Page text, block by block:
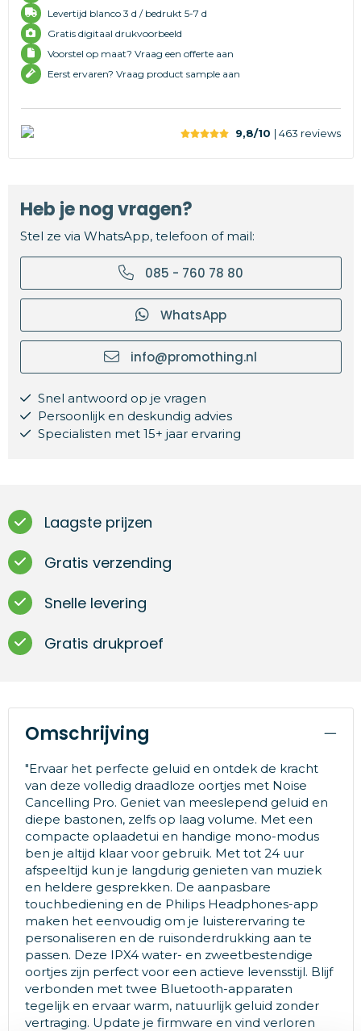
Levertijd blanco 3 d / bedrukt 5-7 d
Gratis digitaal drukvoorbeeld
Voorstel op maat? Vraag een offerte aan
Eerst ervaren? Vraag product sample aan
9,8/10 | 463 reviews
Heb je nog vragen?
Stel ze via WhatsApp, telefoon of mail:
085 - 760 78 80
WhatsApp
info@promothing.nl
Snel antwoord op je vragen
Persoonlijk en deskundig advies
Specialisten met 15+ jaar ervaring
Laagste prijzen
Gratis verzending
Snelle levering
Gratis drukproef
Omschrijving
"Ervaar het perfecte geluid en ontdek de kracht
van deze volledig draadloze oortjes met Noise
Cancelling Pro. Geniet van meeslepend geluid en
diepe bastonen, zelfs op laag volume. Met een
compacte oplaadetui en handige mono-modus
ben je altijd klaar voor gebruik. Met tot 24 uur
afspeeltijd kun je langdurig genieten van muziek
en heldere gesprekken. De aanpasbare
touchbediening en de Philips Headphones-app
maken het eenvoudig om je luisterervaring te
personaliseren en de ruisonderdrukking aan te
passen. Deze IPX4 water- en zweetbestendige
oortjes zijn perfect voor een actieve levensstijl. Blijf
verbonden met twee Bluetooth-apparaten
tegelijk en ervaar warm, natuurlijk geluid zonder
vertraging. Update je firmware en vind verloren